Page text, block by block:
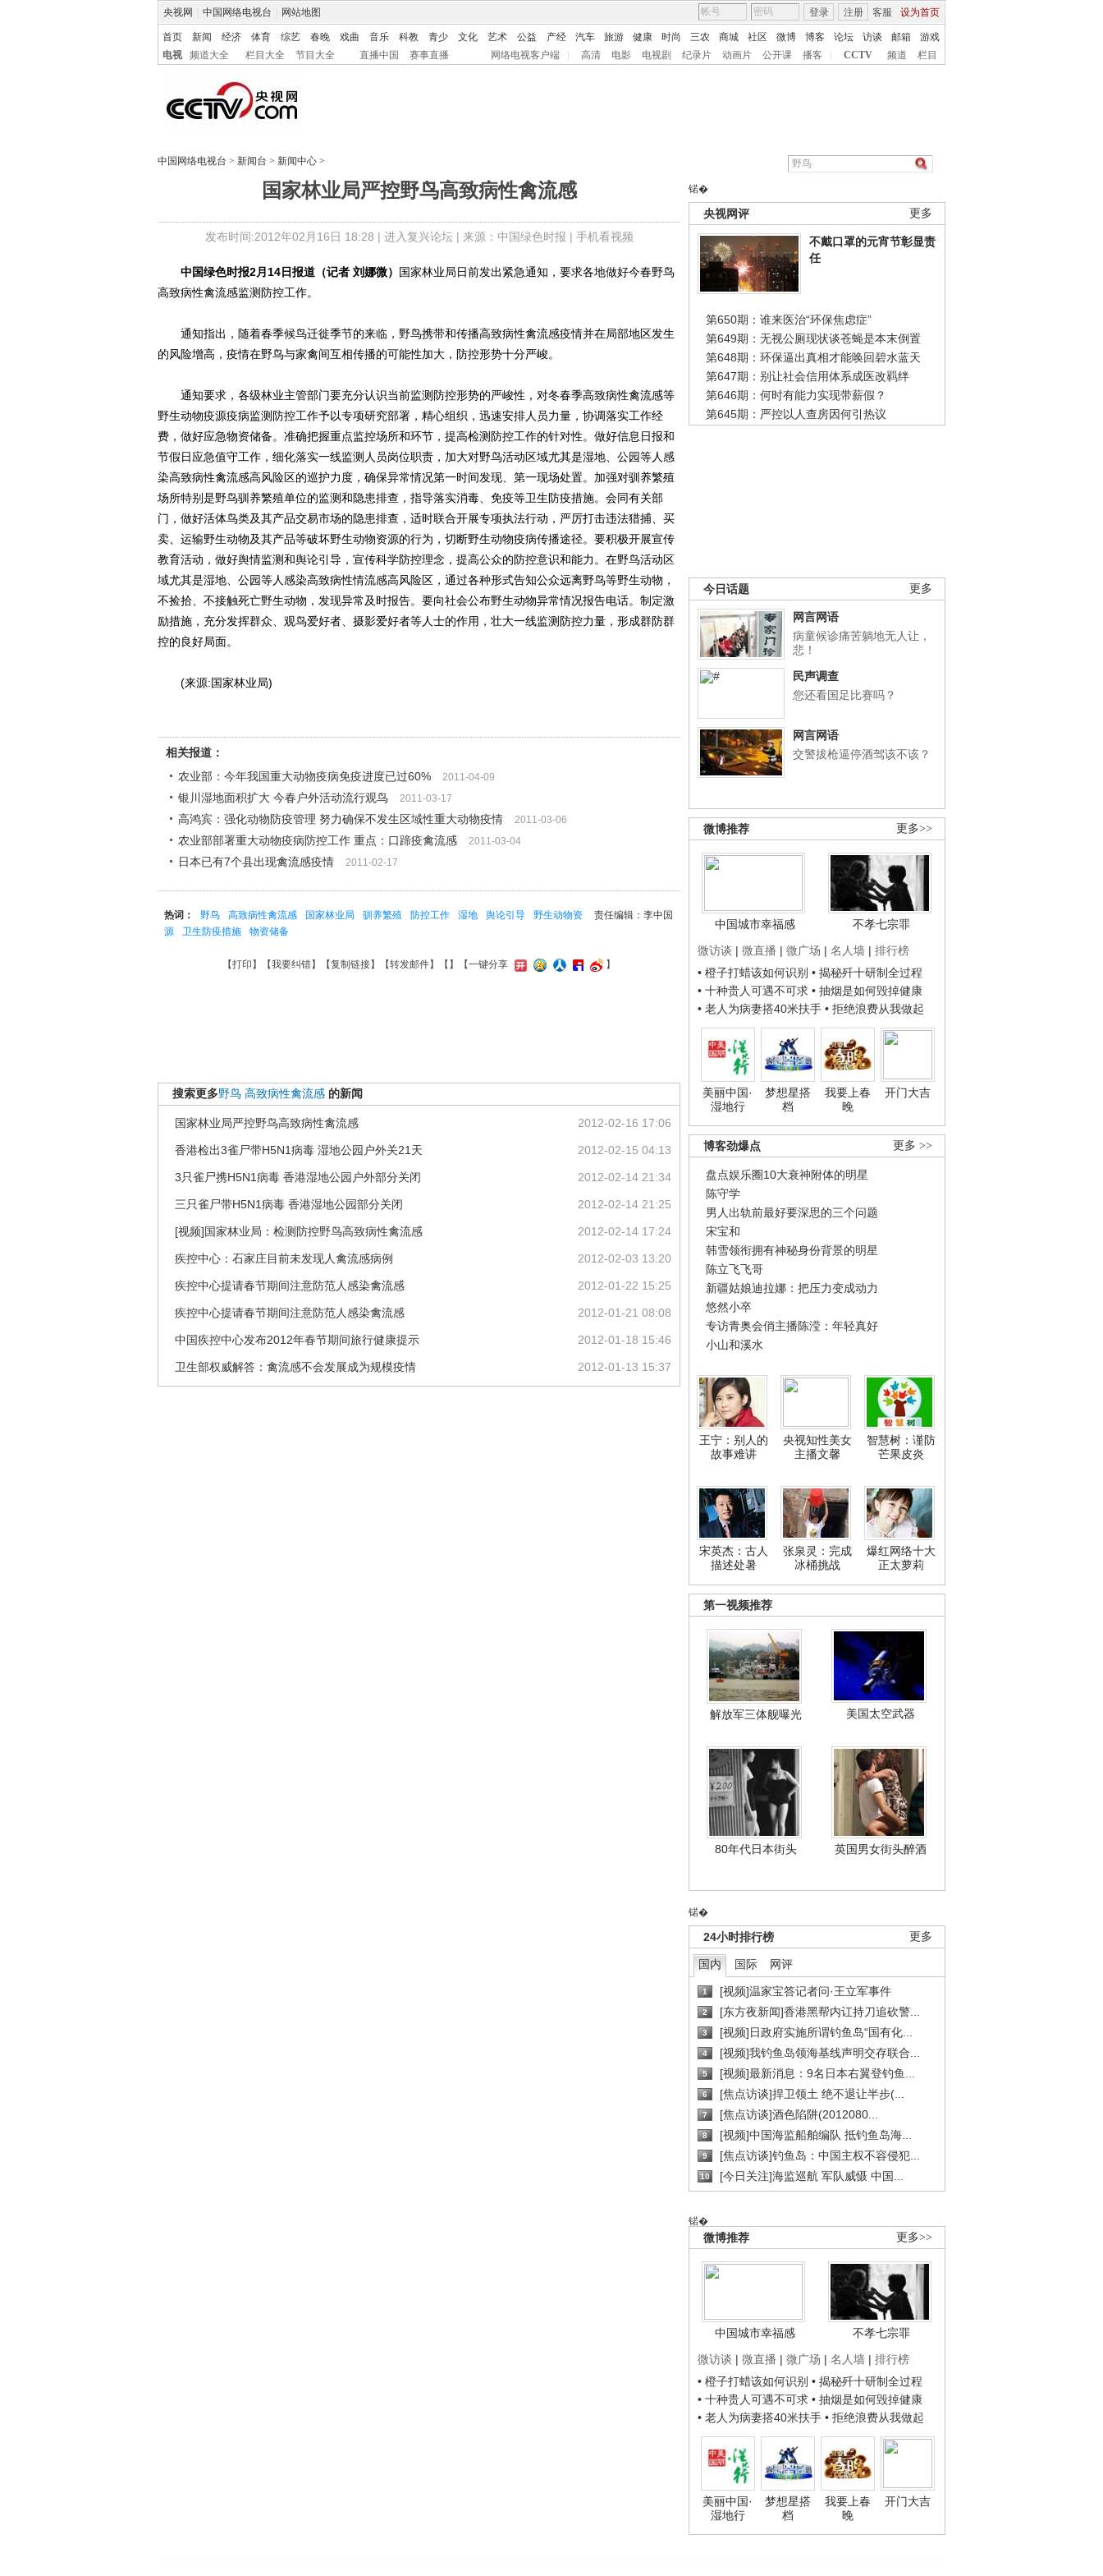
央视网 中国网络电视台 网站地图 客服 设为首页
登录 注册
首页 新闻 经济 体育 综艺 春晚 戏曲 音乐 科教 青少 文化 艺术 公益 产经 汽车 旅游 健康 时尚 三农 商城 社区 微博 博客 论坛 访谈 邮箱
游戏
电视
频道大全 栏目大全 节目大全 直播中国 赛事直播 网络电视客户端 高清 电影 电视剧 纪录片 动画片 公开课 播客 CCTV 频道 栏目
中国网络电视台 > 新闻台 > 新闻中心 >
国家林业局严控野鸟高致病性禽流感
发布时间:2012年02月16日 18:28 | 进入复兴论坛| 来源：中国绿色时报 | 手机看视频
锘�
更多
央视网评
不戴口罩的元宵节彰显责
任
第650期：谁来医治“环保焦虑症”
第649期：无视公厕现状谈苍蝇是本末倒置
第648期：环保逼出真相才能唤回碧水蓝天
第647期：别让社会信用体系成医改羁绊
第646期：何时有能力实现带薪假？
第645期：严控以人查房因何引热议
更多
今日话题
网言网语
病童候诊痛苦躺地无人让，
悲！
民声调查
您还看国足比赛吗？
网言网语
交警拔枪逼停酒驾该不该？
更多>>
微博推荐
中国城市幸福感
不孝七宗罪
微访谈 | 微直播 | 微广场 | 名人墙 | 排行榜
• 橙子打蜡该如何识别 • 揭秘歼十研制全过程
• 十种贵人可遇不可求 • 抽烟是如何毁掉健康
• 老人为病妻搭40米扶手 • 拒绝浪费从我做起
美丽中国·
湿地行
梦想星搭
档
我要上春
晚
开门大吉
更多 >>
博客劲爆点
盘点娱乐圈10大衰神附体的明星
陈守学
男人出轨前最好要深思的三个问题
宋宝和
韩雪领衔拥有神秘身份背景的明星
陈立飞飞哥
新疆姑娘迪拉娜：把压力变成动力
悠然小卒
专访青奥会俏主播陈滢：年轻真好
小山和溪水
王宁：别人的
故事难讲
央视知性美女
主播文馨
智慧树：谨防
芒果皮炎
宋英杰：古人
描述处暑
张泉灵：完成
冰桶挑战
爆红网络十大
正太萝莉
第一视频推荐
解放军三体舰曝光 美国太空武器
80年代日本街头 英国男女街头醉酒
锘�
更多
24小时排行榜
国内 国际 网评
1 [视频]温家宝答记者问·王立军事件
2 [东方夜新闻]香港黑帮内讧持刀追砍警...
3 [视频]日政府实施所谓钓鱼岛“国有化...
4 [视频]我钓鱼岛领海基线声明交存联合...
5 [视频]最新消息：9名日本右翼登钓鱼...
6 [焦点访谈]捍卫领土 绝不退让半步(...
7 [焦点访谈]酒色陷阱(2012080...
8 [视频]中国海监船舶编队 抵钓鱼岛海...
9 [焦点访谈]钓鱼岛：中国主权不容侵犯...
10 [今日关注]海监巡航 军队威慑 中国...
锘�
更多>>
微博推荐
中国城市幸福感
不孝七宗罪
微访谈 | 微直播 | 微广场 | 名人墙 | 排行榜
• 橙子打蜡该如何识别 • 揭秘歼十研制全过程
• 十种贵人可遇不可求 • 抽烟是如何毁掉健康
• 老人为病妻搭40米扶手 • 拒绝浪费从我做起
美丽中国·
湿地行
梦想星搭
档
我要上春
晚
开门大吉
中国绿色时报2月14日报道（记者 刘娜微） 国家林业局日前发出紧急通知，要求各地做好今春野鸟
高致病性禽流感监测防控工作。
通知指出，随着春季候鸟迁徙季节的来临，野鸟携带和传播高致病性禽流感疫情并在局部地区发生
的风险增高，疫情在野鸟与家禽间互相传播的可能性加大，防控形势十分严峻。
通知要求，各级林业主管部门要充分认识当前监测防控形势的严峻性，对冬春季高致病性禽流感等
野生动物疫源疫病监测防控工作予以专项研究部署，精心组织，迅速安排人员力量，协调落实工作经
费，做好应急物资储备。准确把握重点监控场所和环节，提高检测防控工作的针对性。做好信息日报和
节假日应急值守工作，细化落实一线监测人员岗位职责，加大对野鸟活动区域尤其是湿地、公园等人感
染高致病性禽流感高风险区的巡护力度，确保异常情况第一时间发现、第一现场处置。加强对驯养繁殖
场所特别是野鸟驯养繁殖单位的监测和隐患排查，指导落实消毒、免疫等卫生防疫措施。会同有关部
门，做好活体鸟类及其产品交易市场的隐患排查，适时联合开展专项执法行动，严厉打击违法猎捕、买
卖、运输野生动物及其产品等破坏野生动物资源的行为，切断野生动物疫病传播途径。要积极开展宣传
教育活动，做好舆情监测和舆论引导，宣传科学防控理念，提高公众的防控意识和能力。在野鸟活动区
域尤其是湿地、公园等人感染高致病性情流感高风险区，通过各种形式告知公众远离野鸟等野生动物，
不捡拾、不接触死亡野生动物，发现异常及时报告。要向社会公布野生动物异常情况报告电话。制定激
励措施，充分发挥群众、观鸟爱好者、摄影爱好者等人士的作用，壮大一线监测防控力量，形成群防群
控的良好局面。
(来源:国家林业局)
相关报道：
农业部：今年我国重大动物疫病免疫进度已过60%
2011-04-09
银川湿地面积扩大 今春户外活动流行观鸟 2011-03-17
高鸿宾：强化动物防疫管理 努力确保不发生区域性重大动物疫情 2011-03-06
农业部部署重大动物疫病防控工作 重点：口蹄疫禽流感 2011-03-04
日本已有7个县出现禽流感疫情 2011-02-17
责任编辑：李中国
热词： 野鸟 高致病性禽流感 国家林业局 驯养繁殖 防控工作 湿地 舆论引导
野生动物资
源
卫生防疫措施 物资储备
【打印 】【我要纠错】【复制链接】【转发邮件】【 】 【一键分享 】
搜索更多野鸟 高致病性禽流感 的新闻
2012-02-16 17:06
国家林业局严控野鸟高致病性禽流感
2012-02-15 04:13
香港检出3雀尸带H5N1病毒 湿地公园户外关21天
2012-02-14 21:34
3只雀尸携H5N1病毒 香港湿地公园户外部分关闭
2012-02-14 21:25
三只雀尸带H5N1病毒 香港湿地公园部分关闭
2012-02-14 17:24
[视频]国家林业局：检测防控野鸟高致病性禽流感
2012-02-03 13:20
疾控中心：石家庄目前未发现人禽流感病例
2012-01-22 15:25
疾控中心提请春节期间注意防范人感染禽流感
2012-01-21 08:08
疾控中心提请春节期间注意防范人感染禽流感
2012-01-18 15:46
中国疾控中心发布2012年春节期间旅行健康提示
2012-01-13 15:37
卫生部权威解答：禽流感不会发展成为规模疫情